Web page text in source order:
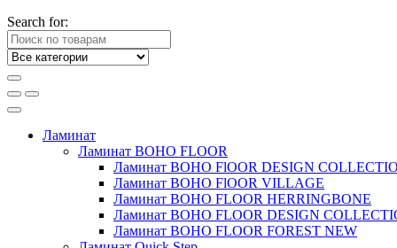
Search for:
Ламинат
Ламинат BOHO FLOOR
Ламинат BOHO FlOOR DESIGN
Ламинат BOHO FlOOR VILLAGE
Ламинат BOHO FLOOR HERRINGBONE
Ламинат BOHO FLOOR DESIGN
Ламинат BOHO FLOOR FOREST NEW